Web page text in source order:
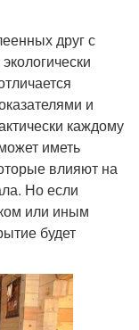
друг с
и
каждому
иметь
влияют на
Но если
или иным
будет